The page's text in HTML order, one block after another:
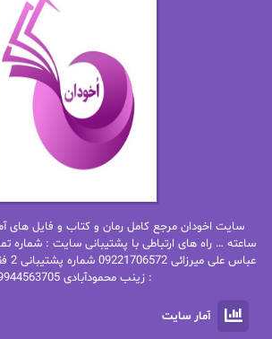
امیر فرهی
باران
بهار سلطانی
بهاره شیرازی
بهاره.م
بیتا فرخی
پاتریشیا ویلسون پرتو فرهمند
پرستو
پرستو مهاجر
ساعته … راه های ارتباطی با پشتیبانی سایت : شماره
: زینب محمودآبادی 09944563705
آمار سایت